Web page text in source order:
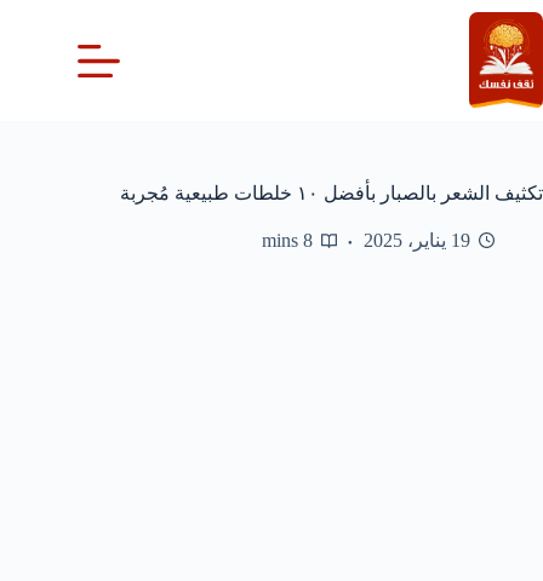
التجاوز
إلى
المحتوى
تكثيف الشعر بالصبار بأفضل ١٠ خلطات طبيعية مُجربة
19 يناير، 2025 8 mins